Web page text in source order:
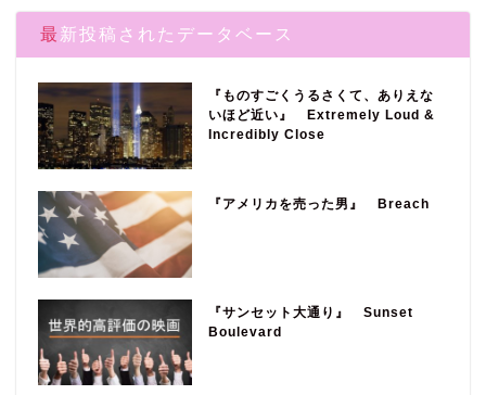
最新投稿されたデータベース
『ものすごくうるさくて、ありえな
いほど近い』 Extremely Loud &
Incredibly Close
『アメリカを売った男』 Breach
『サンセット大通り』 Sunset
Boulevard